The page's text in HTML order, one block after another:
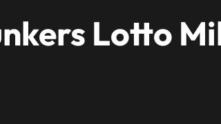
Lotto